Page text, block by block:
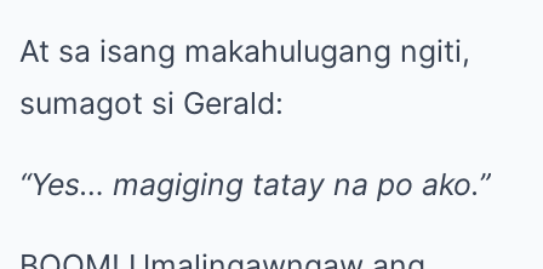
At sa isang makahulugang ngiti,
sumagot si Gerald:
“Yes… magiging tatay na po ako.”